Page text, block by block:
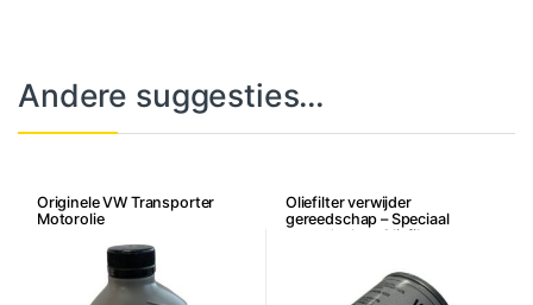
Andere suggesties…
Originele VW Transporter
Motorolie
Oliefilter verwijder
gereedschap – Speciaal
gereedschap Oliefilter